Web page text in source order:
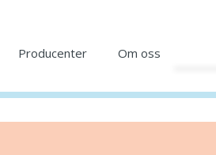
Producenter Om oss